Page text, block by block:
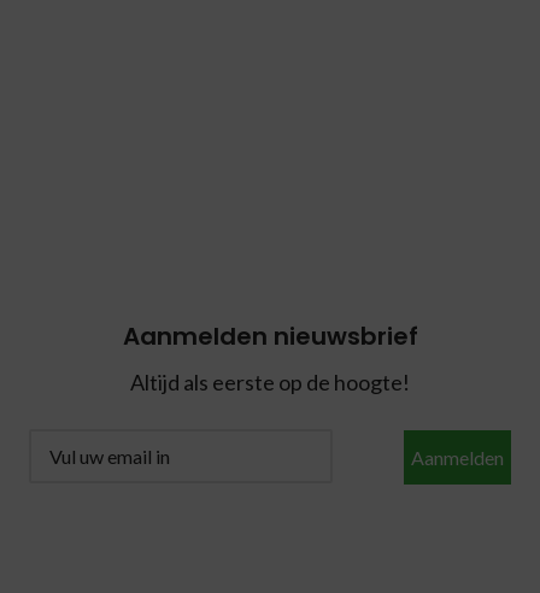
Aanmelden nieuwsbrief
Altijd als eerste op de hoogte!
Aanmelden